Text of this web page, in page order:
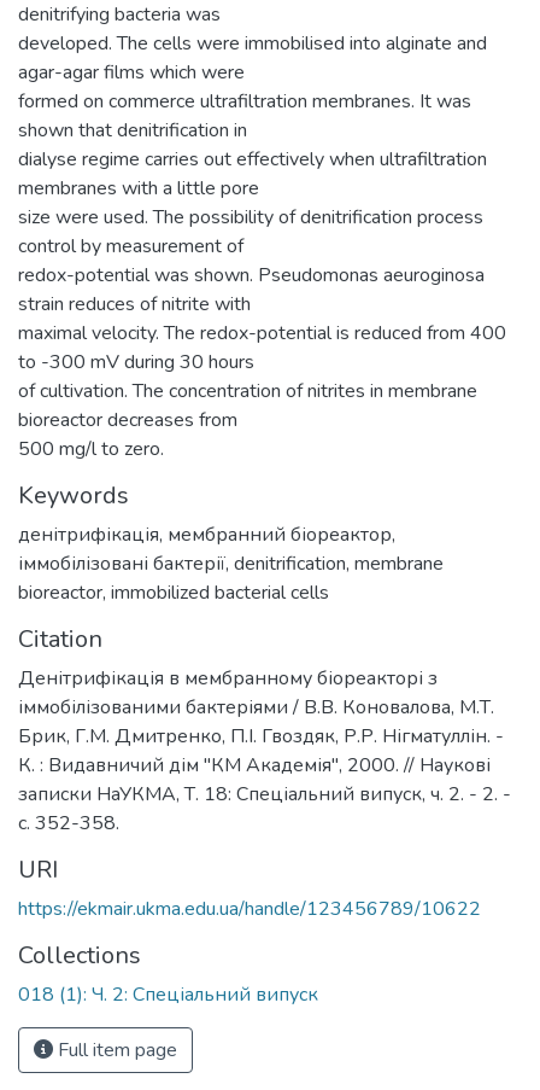
denitrifying bacteria was
developed. The cells were immobilised into alginate and
agar-agar films which were
formed on commerce ultrafiltration membranes. It was
shown that denitrification in
dialyse regime carries out effectively when ultrafiltration
membranes with a little pore
size were used. The possibility of denitrification process
control by measurement of
redox-potential was shown. Pseudomonas aeuroginosa
strain reduces of nitrite with
maximal velocity. The redox-potential is reduced from 400
to -300 mV during 30 hours
of cultivation. The concentration of nitrites in membrane
bioreactor decreases from
500 mg/l to zero.
Keywords
денітрифікація, мембранний біореактор,
іммобілізовані бактерії, denitrification, membrane
bioreactor, immobilized bacterial cells
Citation
Денітрифікація в мембранному біореакторі з
іммобілізованими бактеріями / В.В. Коновалова, М.Т.
Брик, Г.М. Дмитренко, П.І. Гвоздяк, Р.Р. Нігматуллін. -
К. : Видавничий дім "КМ Академія", 2000. // Наукові
записки НаУКМА, Т. 18: Спеціальний випуск, ч. 2. - 2. -
с. 352-358.
URI
https://ekmair.ukma.edu.ua/handle/123456789/10622
Collections
018 (1): Ч. 2: Спеціальний випуск
Full item page